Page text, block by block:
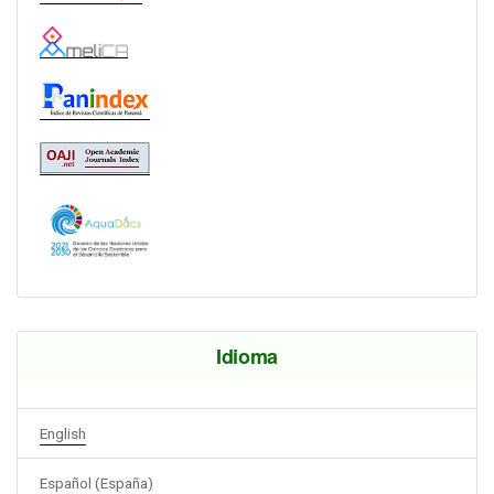
Idioma
English
Español (España)